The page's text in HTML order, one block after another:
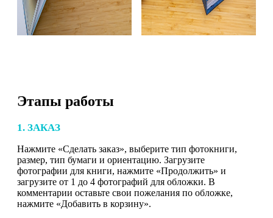
Этапы работы
1. ЗАКАЗ
Нажмите «Сделать заказ», выберите тип фотокниги,
размер, тип бумаги и ориентацию. Загрузите
фотографии для книги, нажмите «Продолжить» и
загрузите от 1 до 4 фотографий для обложки. В
комментарии оставьте свои пожелания по обложке,
нажмите «Добавить в корзину».